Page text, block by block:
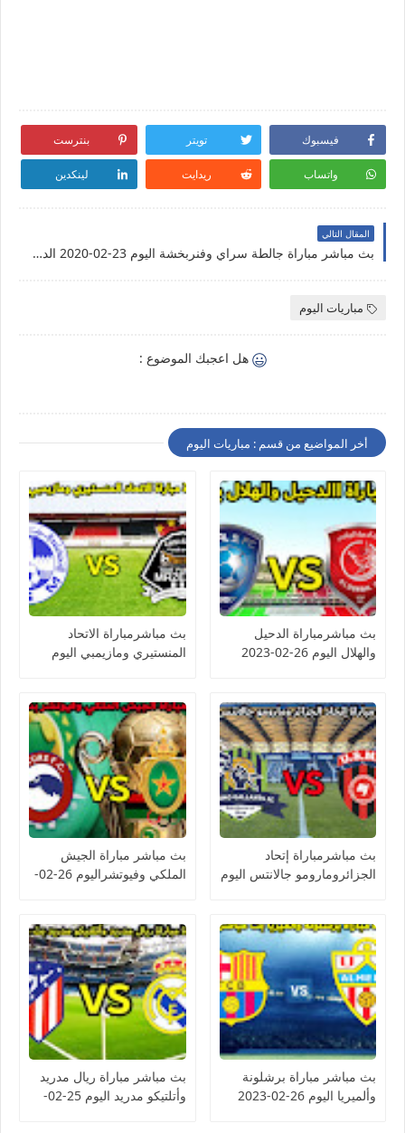
فيسبوك تويتر بنترست
واتساب ريدايت لينكدين
المقال التالي
بث مباشر مباراة جالطة سراي وفنربخشة اليوم 23-02-2020 الدوري التركي
مباريات اليوم
هل اعجبك الموضوع :
أخر المواضيع من قسم : مباريات اليوم
بث مباشرمباراة الدحيل
والهلال اليوم 26-02-2023
بث مباشرمباراة الاتحاد
المنستيري ومازيمبي اليوم
بث مباشرمباراة إتحاد
الجزائرومارومو جالانتس اليوم
بث مباشر مباراة الجيش
الملكي وفيوتشراليوم 26-02-
بث مباشر مباراة برشلونة
وألميريا اليوم 26-02-2023
بث مباشر مباراة ريال مدريد
وأتلتيكو مدريد اليوم 25-02-